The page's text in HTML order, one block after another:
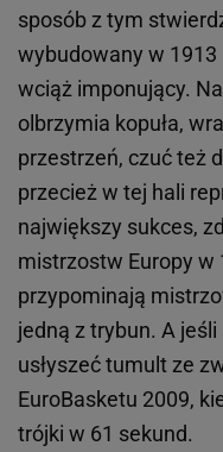
sposób z tym
wybudowany w
wciąż imponujący.
olbrzymia kopuła,
przestrzeń, czuć też
przecież w tej hali
największy sukces,
mistrzostw Europy w
przypominają
jedną z trybun. A
usłyszeć tumult ze
EuroBasketu 2009,
trójki w 61 sekund.